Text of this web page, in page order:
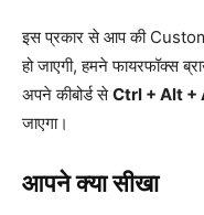
इस प्रकार से आप की
हो जाएगी, हमने फायरफॉक्स
अपने कीबोर्ड सेCtrl + Alt +
जाएगा।
आपने क्या सीखा